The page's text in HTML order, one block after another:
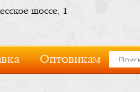
шоссе, 1
Оптовикам